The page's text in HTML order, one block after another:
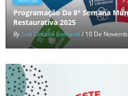
Programação Da 8° Semana
Restaurativa 2025
ByLuís Claudio Galhardi/ 10 De